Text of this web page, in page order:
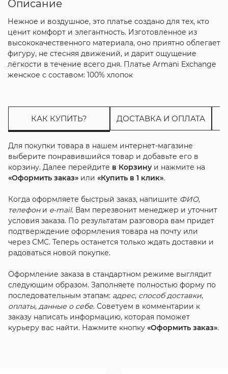
Описание
Нежное и воздушное, это платье создано для тех, кто
ценит комфорт и элегантность. Изготовленное из
высококачественного материала, оно приятно облегает
фигуру, не стесняя движений, и дарит ощущение
лёгкости в течение всего дня. Платье Armani Exchange
женское с составом: 100% хлопок
КАК КУПИТЬ? ДОСТАВКА И ОПЛАТА
Для покупки товара в нашем интернет-магазине
выберите понравившийся товар и добавьте его в
корзину. Далее перейдите в Корзинуи нажмите на
«Оформить заказ»или «Купить в 1 клик».
Когда оформляете быстрый заказ, напишите ФИО,
телефони e-mail. Вам перезвонит менеджер и уточнит
условия заказа. По результатам разговора вам придет
подтверждение оформления товара на почту или
через СМС. Теперь останется только ждать доставки и
радоваться новой покупке.
Оформление заказа в стандартном режиме выглядит
следующим образом. Заполняете полностью форму по
последовательным этапам: адрес, способ доставки,
оплаты, данные о себе. Советуем в комментарии к
заказу написать информацию, которая поможет
курьеру вас найти. Нажмите кнопку «Оформить заказ».